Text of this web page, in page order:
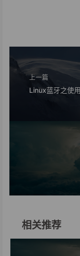
上一篇
Linux蓝牙之使
相关推荐